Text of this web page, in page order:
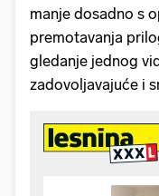
manje dosadno s
premotavanja
gledanje jednog
zadovoljavajuće i